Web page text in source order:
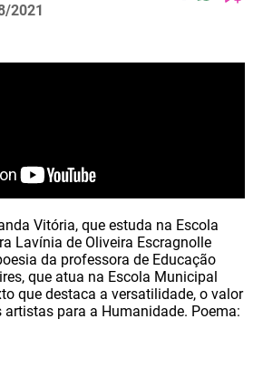
2021
Vitória, que estuda na Escola
Lavínia de Oliveira Escragnolle
da professora de Educação
que atua na Escola Municipal
que destaca a versatilidade, o valor
para a Humanidade. Poema: